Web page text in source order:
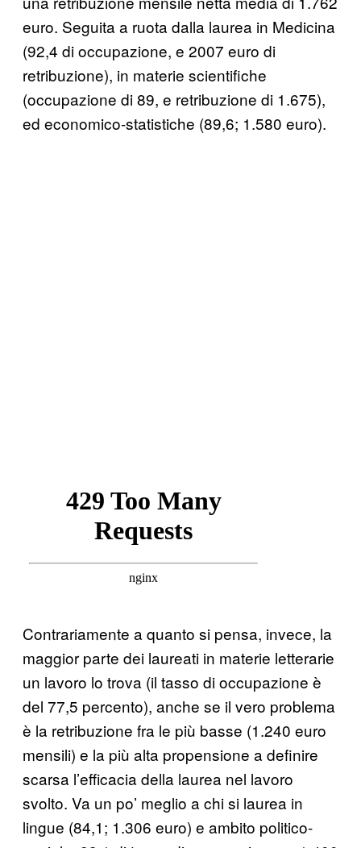
euro. Seguita a ruota dalla laurea in Medicina
(92,4 di occupazione, e 2007 euro di
retribuzione), in materie scientifiche
(occupazione di 89, e retribuzione di 1.675),
ed economico-statistiche (89,6; 1.580 euro).
Contrariamente a quanto si pensa, invece, la
maggior parte dei laureati in materie letterarie
un lavoro lo trova (il tasso di occupazione è
del 77,5 percento), anche se il vero problema
è la retribuzione fra le più basse (1.240 euro
mensili) e la più alta propensione a definire
scarsa l’efficacia della laurea nel lavoro
svolto. Va un po’ meglio a chi si laurea in
lingue (84,1; 1.306 euro) e ambito politico-